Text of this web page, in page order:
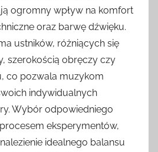
ogromny wpływ na komfort
oraz barwę dźwięku.
ustników, różniących się
szerokością obręczy czy
co pozwala muzykom
indywidualnych
Wybór odpowiedniego
eksperymentów,
idealnego balansu